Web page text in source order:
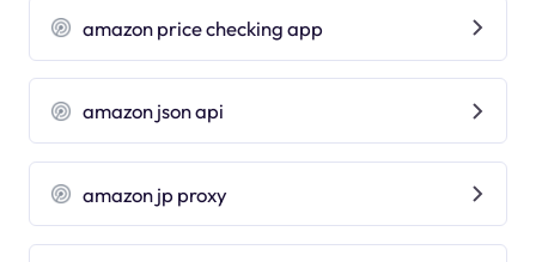
amazon price checking app
amazon json api
amazon jp proxy